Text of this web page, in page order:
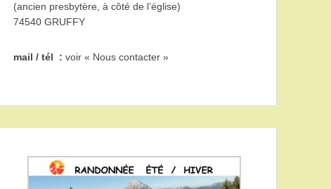
(ancien presbytère, à côté de l’église)
74540 GRUFFY
mail / tél : voir « Nous contacter »